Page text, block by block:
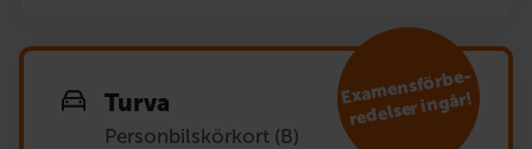
Turva
Personbilskörkort (B)
E
xa
mensförbe­
redelser ingår!